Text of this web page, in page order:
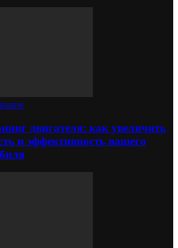
двигателя: как увеличить
и эффективность вашего